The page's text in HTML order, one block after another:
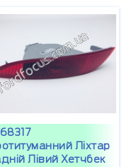
Ліхтар
Лівий Хетчбек